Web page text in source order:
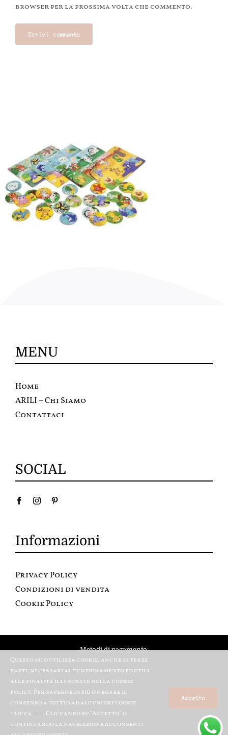
browser per la prossima volta che commento.
MENU
Home
ARILI – Chi Siamo
Contattaci
SOCIAL
Informazioni
Privacy Policy
Condizioni di vendita
Cookie Policy
Metodi di pagamento:
© Copyright 2012 – 2020 | All Rights Reserved | Powered Aralgrafica
Questo sito utilizza cookie, anche di terze
parti, necessari al funzionamento ed utili
alle finalità illustrate nella cookie
policy. Per saperne di più o negare il
consenso a tutti o ad alcuni dei cookie
clicca
. Cliccando su “Accetto” o
continuando la navigazione acconsenti
Accetto